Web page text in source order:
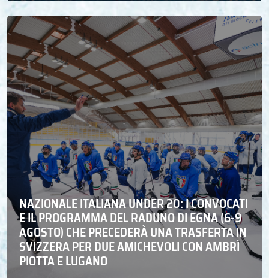
NAZIONALE ITALIANA UNDER 20: I CONVOCATI
E IL PROGRAMMA DEL RADUNO DI EGNA (6-9
AGOSTO) CHE PRECEDERÀ UNA TRASFERTA IN
SVIZZERA PER DUE AMICHEVOLI CON AMBRÌ
PIOTTA E LUGANO